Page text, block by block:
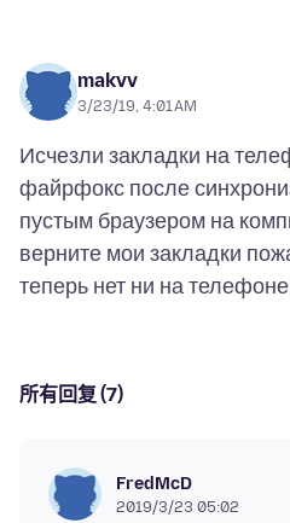
makvv
3/23/19, 4:01 AM
Исчезли закладки на
файрфокс после
пустым браузером на
верните мои закладки
所有回复 (7)
FredMcD
2019/3/23 05:02